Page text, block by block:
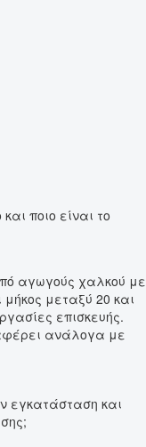
ποιο είναι το
αγωγούς χαλκού με
μεταξύ 20 και
επισκευής.
ανάλογα με
εγκατάσταση και